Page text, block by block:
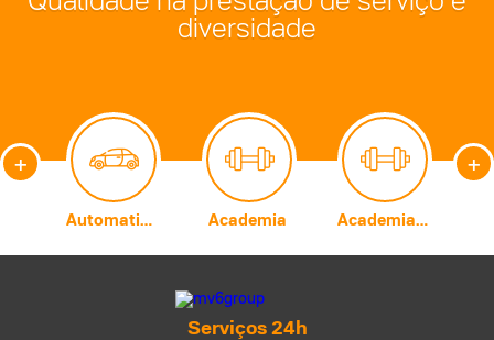
diversidade
+
Automatização Comercial Academia Academia de Artes Marciais
+
Serviços 24h